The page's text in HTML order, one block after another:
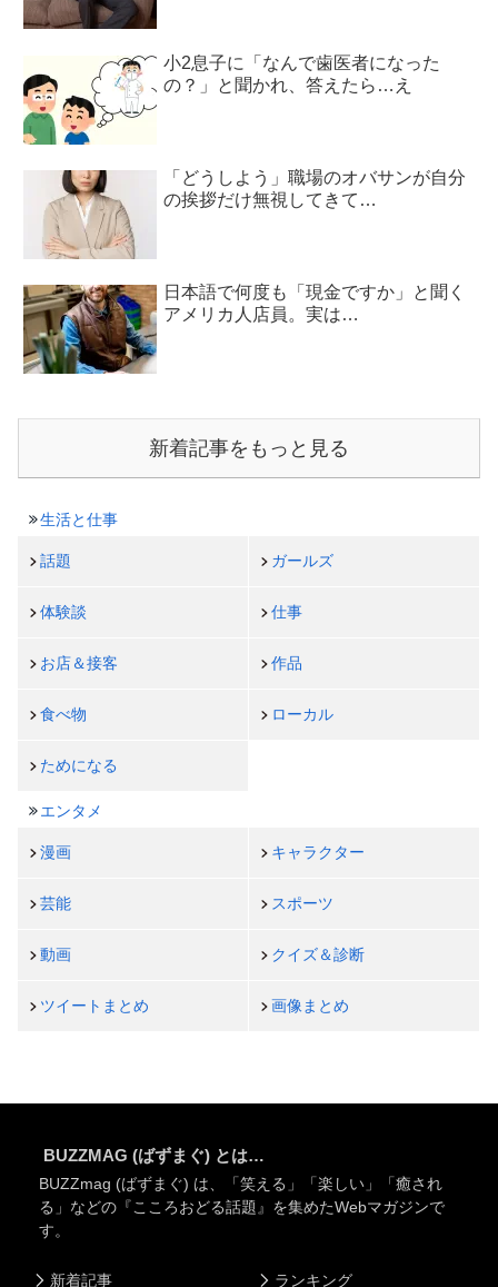
小2息子に「なんで歯医者になった
の？」と聞かれ、答えたら…え
「どうしよう」職場のオバサンが自分
の挨拶だけ無視してきて…
日本語で何度も「現金ですか」と聞く
アメリカ人店員。実は…
新着記事をもっと見る
生活と仕事
話題 ガールズ
体験談 仕事
お店＆接客 作品
食べ物 ローカル
ためになる
エンタメ
漫画 キャラクター
芸能 スポーツ
動画 クイズ＆診断
ツイートまとめ 画像まとめ
BUZZMAG (ばずまぐ) とは…
BUZZmag (ばずまぐ) は、「笑える」「楽しい」「癒され
る」などの『こころおどる話題』を集めたWebマガジンで
す。
新着記事 ランキング